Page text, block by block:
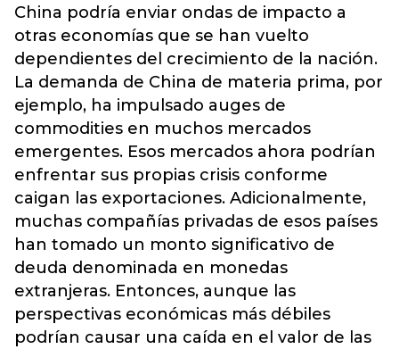
China podría enviar ondas de impacto a
otras economías que se han vuelto
dependientes del crecimiento de la nación.
La demanda de China de materia prima, por
ejemplo, ha impulsado auges de
commodities en muchos mercados
emergentes. Esos mercados ahora podrían
enfrentar sus propias crisis conforme
caigan las exportaciones. Adicionalmente,
muchas compañías privadas de esos países
han tomado un monto significativo de
deuda denominada en monedas
extranjeras. Entonces, aunque las
perspectivas económicas más débiles
podrían causar una caída en el valor de las